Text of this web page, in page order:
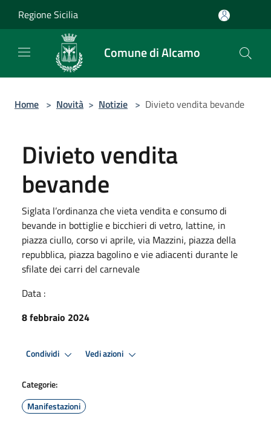
Regione Sicilia
Comune di Alcamo
Home > Novità > Notizie > Divieto vendita bevande
Divieto vendita
bevande
Siglata l’ordinanza che vieta vendita e consumo di
bevande in bottiglie e bicchieri di vetro, lattine, in
piazza ciullo, corso vi aprile, via Mazzini, piazza della
repubblica, piazza bagolino e vie adiacenti durante le
sfilate dei carri del carnevale
Data :
8 febbraio 2024
Condividi Vedi azioni
Categorie:
Manifestazioni